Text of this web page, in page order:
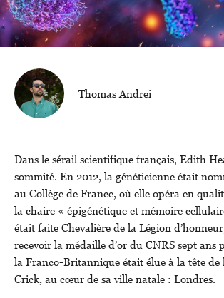
Thomas Andrei
Dans le sérail scientifique français, Edith
sommité. En 2012, la généticienne était
au Collège de France, où elle opéra en
la chaire « épigénétique et mémoire
était faite Chevalière de la Légion
recevoir la médaille d’or du CNRS sept ans
la Franco-Britannique était élue à la tête de
Crick, au cœur de sa ville natale : Londres.